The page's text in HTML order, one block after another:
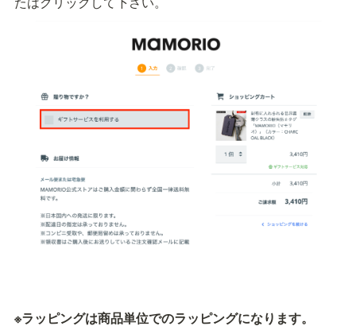
※ラッピングは商品単位でのラッピングになります。